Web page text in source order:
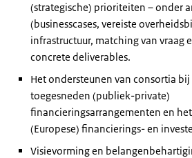
(strategische) prioriteiten – onder
(businesscases, vereiste
infrastructuur, matching van vraag
concrete deliverables.
Het ondersteunen van consortia
toegesneden (publiek-private)
financieringsarrangementen en
(Europese) financierings- en
Visievorming en